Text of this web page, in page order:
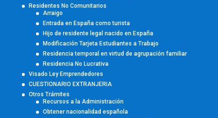
Residentes No Comunitarios
Arraigo
Entrada en España como turista
Hijo de residente legal nacido en España
Modificación Tarjeta Estudiantes a Trabajo
Residencia temporal en virtud de agrupación familiar
Residencia No Lucrativa
Visado Ley Emprendedores
CUESTIONARIO EXTRANJERIA
Otros Trámites
Recursos a la Administración
Obtener nacionalidad española